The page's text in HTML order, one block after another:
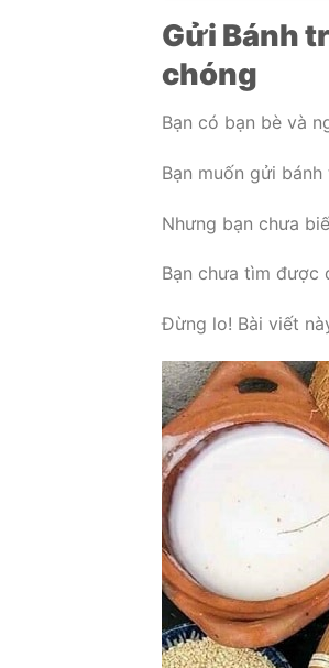
Gửi Bánh
chóng
Bạn có bạn bè và
Bạn muốn gửi
Nhưng bạn chưa
Bạn chưa tìm được
Đừng lo! Bài viết